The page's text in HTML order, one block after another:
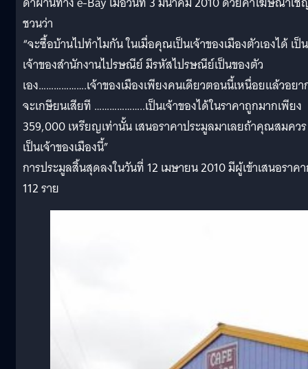
ชวนว่า
“จะซื้อบ้านไปทำไมกัน ในเมื่อคุณเป็นเจ้าของเมืองตัวเองได้ เป็น
เจ้าของสำนักงานไปรษณีย์ มีรหัสไปรษณีย์เป็นของตัว
เอง……………….เจ้าของเมืองเพียงคนเดียวตอนนี้เหนื่อยแล้วอยา
จะเกษียนเสียที ………………..เป็นเจ้าของได้ในราคาถูกมากเพียง
359,000 เหรียญเท่านั้น เสนอราคาประมูลมาเลยถ้าคุณสมควร
เป็นเจ้าของเมืองนี้”
การประมูลสิ้นสุดลงในวันที่ 12 เมษายน 2010 มีผู้เข้าเสนอราค
112 ราย